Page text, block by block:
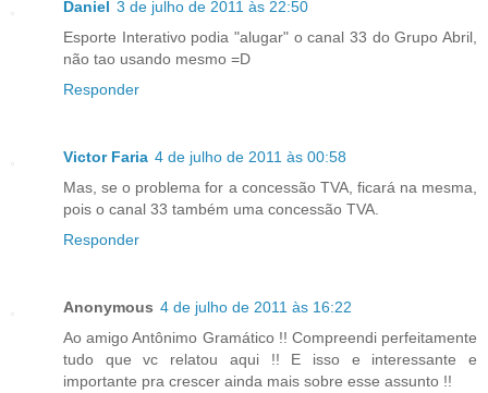
Daniel 3 de julho de 2011 às 22:50
Esporte Interativo podia "alugar" o canal 33 do Grupo Abril,
não tao usando mesmo =D
Responder
Victor Faria 4 de julho de 2011 às 00:58
Mas, se o problema for a concessão TVA, ficará na mesma,
pois o canal 33 também uma concessão TVA.
Responder
Anonymous 4 de julho de 2011 às 16:22
Ao amigo Antônimo Gramático !! Compreendi perfeitamente
tudo que vc relatou aqui !! E isso e interessante e
importante pra crescer ainda mais sobre esse assunto !!